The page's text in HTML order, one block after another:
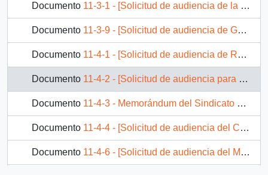
Documento 11-3-1 - [Solicitud de audiencia de la Organización Europea para la Investigación Astronómica en el Hemisferio Austral ESO]
Documento 11-3-9 - [Solicitud de audiencia de Guillermo Schiess]
Documento 11-4-1 - [Solicitud de audiencia de Renovación Nacional]
Documento 11-4-2 - [Solicitud de audiencia para delegación española]
Documento 11-4-3 - Memorándum del Sindicato de Trabajadores del Banco del Estado de Chile
Documento 11-4-4 - [Solicitud de audiencia del Comité de Allegados de Lirquén]
Documento 11-4-6 - [Solicitud de audiencia del Ministro de Transportes y Telecomunicaciones]